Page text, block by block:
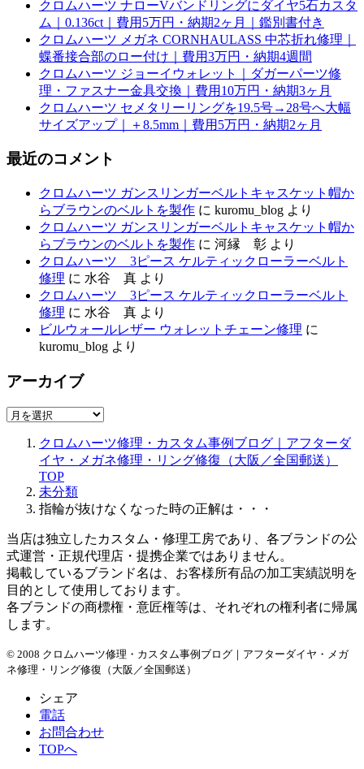
クロムハーツ ナローVバンドリングにダイヤ5石カスタ
ム｜0.136ct｜費用5万円・納期2ヶ月｜鑑別書付き
クロムハーツ メガネ CORNHAULASS 中芯折れ修理｜
蝶番接合部のロー付け｜費用3万円・納期4週間
クロムハーツ ジョーイウォレット｜ダガーパーツ修
理・ファスナー金具交換｜費用10万円・納期3ヶ月
クロムハーツ セメタリーリングを19.5号→28号へ大幅
サイズアップ｜＋8.5mm｜費用5万円・納期2ヶ月
最近のコメント
クロムハーツ ガンスリンガーベルトキャスケット帽か
らブラウンのベルトを製作 に kuromu_blog より
クロムハーツ ガンスリンガーベルトキャスケット帽か
らブラウンのベルトを製作 に 河縁 彰 より
クロムハーツ 3ピース ケルティックローラーベルト
修理 に 水谷 真 より
クロムハーツ 3ピース ケルティックローラーベルト
修理 に 水谷 真 より
ビルウォールレザー ウォレットチェーン修理 に
kuromu_blog より
アーカイブ
ア
クロムハーツ修理・カスタム事例ブログ｜アフターダ
イヤ・メガネ修理・リング修復（大阪／全国郵送）
TOP
未分類
指輪が抜けなくなった時の正解は・・・
当店は独立したカスタム・修理工房であり、各ブランドの公
式運営・正規代理店・提携企業ではありません。
掲載しているブランド名は、お客様所有品の加工実績説明を
目的として使用しております。
各ブランドの商標権・意匠権等は、それぞれの権利者に帰属
します。
© 2008 クロムハーツ修理・カスタム事例ブログ｜アフターダイヤ・メガ
ネ修理・リング修復（大阪／全国郵送）
シェア
電話
お問合わせ
TOPへ